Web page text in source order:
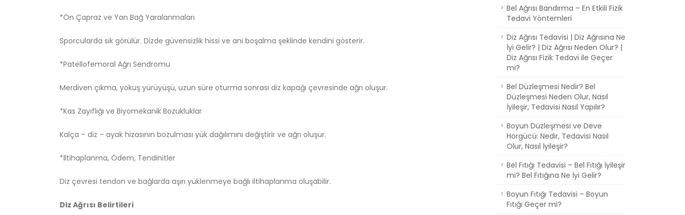
*Ön Çapraz ve Yan Bağ Yaralanmaları
Sporcularda sık görülür. Dizde güvensizlik hissi ve ani boşalma şeklinde kendini gösterir.
*Patellofemoral Ağrı Sendromu
Merdiven çıkma, yokuş yürüyüşü, uzun süre oturma sonrası diz kapağı çevresinde ağrı oluşur.
*Kas Zayıflığı ve Biyomekanik Bozukluklar
Kalça – diz – ayak hizasının bozulması yük dağılımını değiştirir ve ağrı oluşur.
*İltihaplanma, Ödem, Tendinitler
Diz çevresi tendon ve bağlarda aşırı yüklenmeye bağlı iltihaplanma oluşabilir.
Diz Ağrısı Belirtileri
Bel Ağrısı Bandırma – En Etkili Fizik
Tedavi Yöntemleri
Diz Ağrısı Tedavisi | Diz Ağrısına Ne
İyi Gelir? | Diz Ağrısı Neden Olur? |
Diz Ağrısı Fizik Tedavi ile Geçer
mi?
Bel Düzleşmesi Nedir? Bel
Düzleşmesi Neden Olur, Nasıl
İyileşir, Tedavisi Nasıl Yapılır?
Boyun Düzleşmesi ve Deve
Hörgücü: Nedir, Tedavisi Nasıl
Olur, Nasıl İyileşir?
Bel Fıtığı Tedavisi – Bel Fıtığı İyileşir
mi? Bel Fıtığına Ne İyi Gelir?
Boyun Fıtığı Tedavisi – Boyun
Fıtığı Geçer mi?